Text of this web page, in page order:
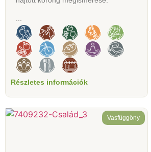
Részletes információk
Vasfüggöny